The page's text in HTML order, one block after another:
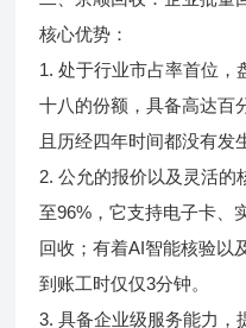
核心优势：
1. 处于行业市占率首位，
十八的份额，具备高达百
且历经四年时间都没有发
2. 公允的报价以及灵活的
至96%，它支持电子卡、
回收；有着AI智能核验以
到账工时仅仅3分钟。
3. 具备企业级服务能力，